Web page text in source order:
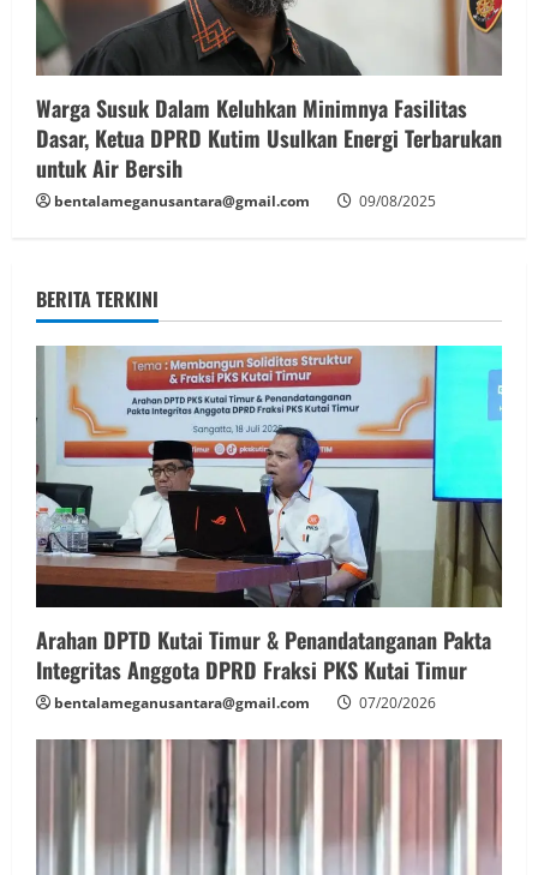
Warga Susuk Dalam Keluhkan Minimnya Fasilitas
Dasar, Ketua DPRD Kutim Usulkan Energi Terbarukan
untuk Air Bersih
bentalameganusantara@gmail.com 09/08/2025
BERITA TERKINI
Arahan DPTD Kutai Timur & Penandatanganan Pakta
Integritas Anggota DPRD Fraksi PKS Kutai Timur
bentalameganusantara@gmail.com 07/20/2026